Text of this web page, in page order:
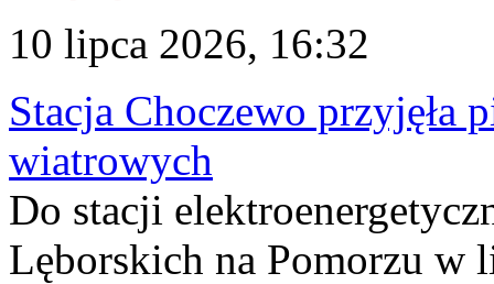
10 lipca 2026, 16:32
Stacja Choczewo przyjęła
wiatrowych
Do stacji
Lęborskich na Pomorzu w